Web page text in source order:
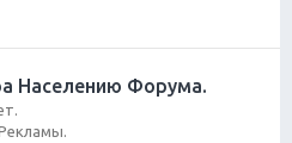
Населению Форума.